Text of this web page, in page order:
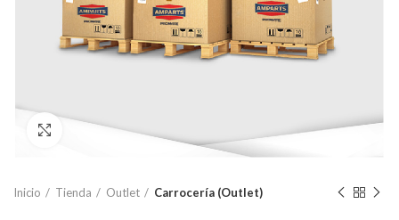
Click to enlarge
Inicio Tienda Outlet Carrocería (Outlet)